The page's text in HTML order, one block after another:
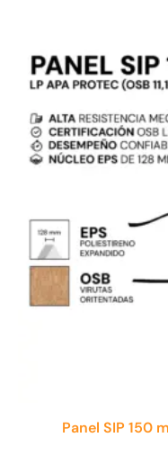
Panel SIP 150